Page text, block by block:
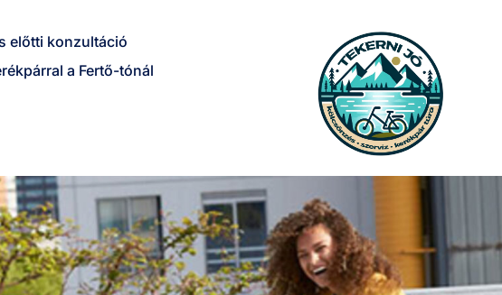
előtti konzultáció
a Fertő-tónál